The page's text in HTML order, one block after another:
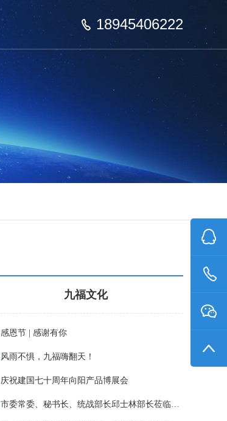
18945406222
九福文化
感恩节 | 感谢有你
风雨不惧，九福嗨翻天！
庆祝建国七十周年向阳产品博展会
市委常委、秘书长、统战部长邱士林部长莅临九福指导工作